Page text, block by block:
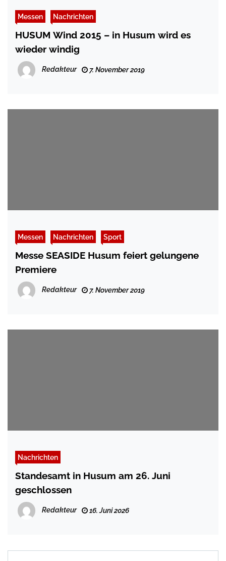
Messen Nachrichten
HUSUM Wind 2015 – in Husum wird es
wieder windig
Redakteur 7. November 2019
Messen Nachrichten Sport
Messe SEASIDE Husum feiert gelungene
Premiere
Redakteur 7. November 2019
Nachrichten
Standesamt in Husum am 26. Juni
geschlossen
Redakteur 16. Juni 2026